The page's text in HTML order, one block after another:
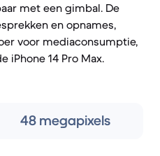
met een gimbal. De
en opnames,
voor mediaconsumptie,
iPhone 14 Pro Max.
48 megapixels